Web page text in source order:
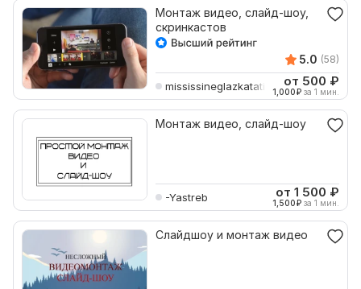
Монтаж видео, слайд-шоу,
скринкастов
5.0 (58)
mississineglazkatati от 500 ₽
1,000₽ за 1 мин.
Монтаж видео, слайд-шоу
-Yastreb от 1 500 ₽
1,500₽ за 1 мин.
Слайдшоу и монтаж видео